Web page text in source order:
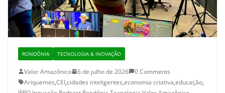
RONDÔNIA TECNOLOGIA & INOVAÇÃO
Valor Amazônico 6 de julho de 2026
0 Comments
Ariquemes,CEI,cidades inteligentes,economia criativa,educação,